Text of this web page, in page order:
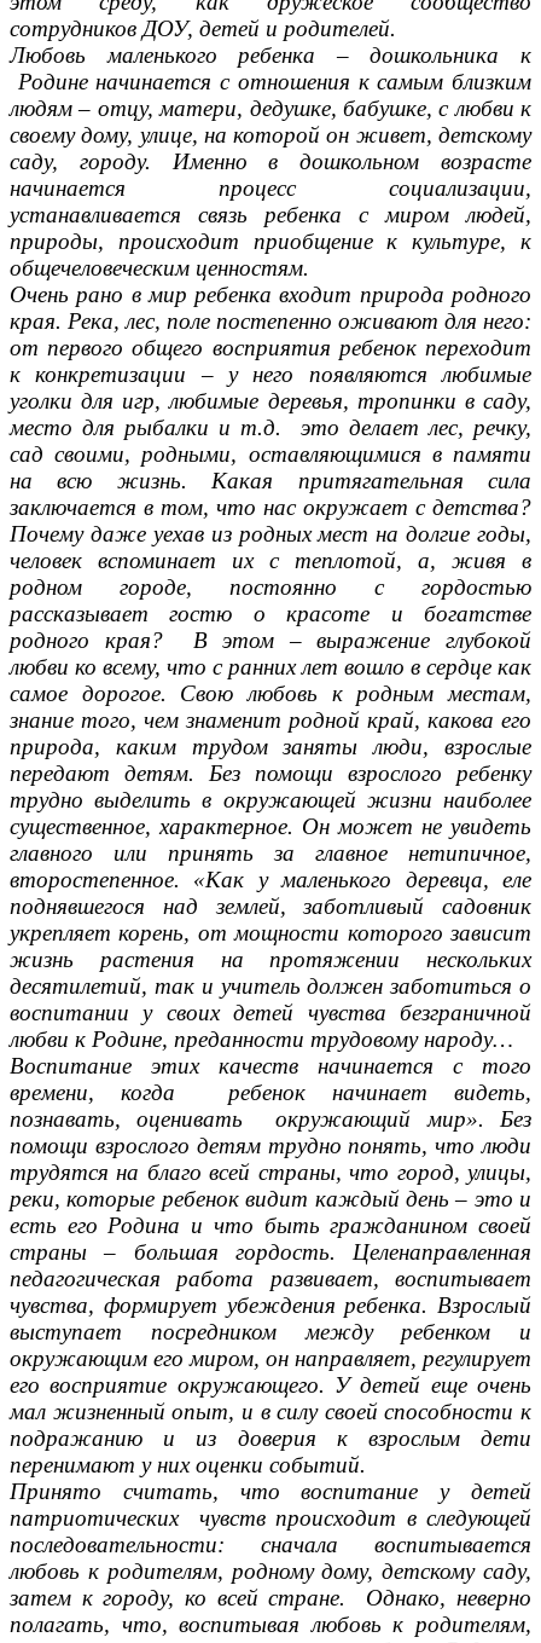
сотрудников ДОУ, детей и родителей.
Любовь маленького ребенка – дошкольника к
Родине начинается с отношения к самым близким
людям – отцу, матери, дедушке, бабушке, с любви к
своему дому, улице, на которой он живет, детскому
саду, городу. Именно в дошкольном возрасте
начинается процесс социализации,
устанавливается связь ребенка с миром людей,
природы, происходит приобщение к культуре, к
общечеловеческим ценностям.
Очень рано в мир ребенка входит природа родного
края. Река, лес, поле постепенно оживают для него:
от первого общего восприятия ребенок переходит
к конкретизации – у него появляются любимые
уголки для игр, любимые деревья, тропинки в саду,
место для рыбалки и т.д. это делает лес, речку,
сад своими, родными, оставляющимися в памяти
на всю жизнь. Какая притягательная сила
заключается в том, что нас окружает с детства?
Почему даже уехав из родных мест на долгие годы,
человек вспоминает их с теплотой, а, живя в
родном городе, постоянно с гордостью
рассказывает гостю о красоте и богатстве
родного края? В этом – выражение глубокой
любви ко всему, что с ранних лет вошло в сердце как
самое дорогое. Свою любовь к родным местам,
знание того, чем знаменит родной край, какова его
природа, каким трудом заняты люди, взрослые
передают детям. Без помощи взрослого ребенку
трудно выделить в окружающей жизни наиболее
существенное, характерное. Он может не увидеть
главного или принять за главное нетипичное,
второстепенное. «Как у маленького деревца, еле
поднявшегося над землей, заботливый садовник
укрепляет корень, от мощности которого зависит
жизнь растения на протяжении нескольких
десятилетий, так и учитель должен заботиться о
воспитании у своих детей чувства безграничной
любви к Родине, преданности трудовому народу…
Воспитание этих качеств начинается с того
времени, когда ребенок начинает видеть,
познавать, оценивать окружающий мир». Без
помощи взрослого детям трудно понять, что люди
трудятся на благо всей страны, что город, улицы,
реки, которые ребенок видит каждый день – это и
есть его Родина и что быть гражданином своей
страны – большая гордость. Целенаправленная
педагогическая работа развивает, воспитывает
чувства, формирует убеждения ребенка. Взрослый
выступает посредником между ребенком и
окружающим его миром, он направляет, регулирует
его восприятие окружающего. У детей еще очень
мал жизненный опыт, и в силу своей способности к
подражанию и из доверия к взрослым дети
перенимают у них оценки событий.
Принято считать, что воспитание у детей
патриотических чувств происходит в следующей
последовательности: сначала воспитывается
любовь к родителям, родному дому, детскому саду,
затем к городу, ко всей стране. Однако, неверно
полагать, что, воспитывая любовь к родителям,